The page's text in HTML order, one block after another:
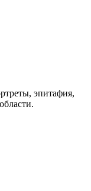
эпитафия,